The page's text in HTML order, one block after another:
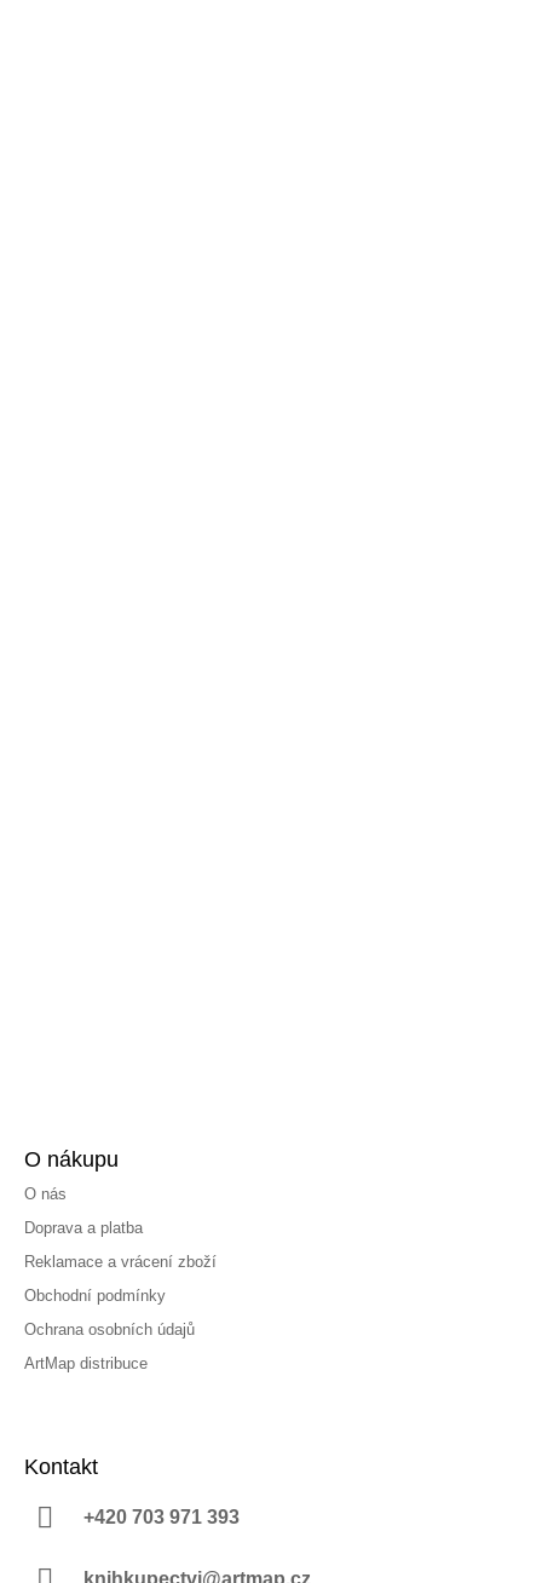
O nákupu
O nás
Doprava a platba
Reklamace a vrácení zboží
Obchodní podmínky
Ochrana osobních údajů
ArtMap distribuce
Kontakt
+420 703 971 393
knihkupectvi@artmap.cz